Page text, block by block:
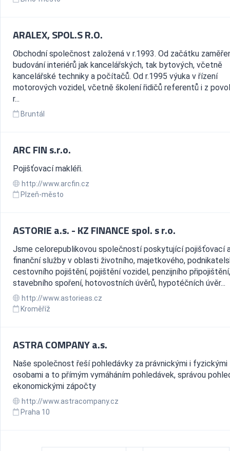
ARALEX, SPOL.S R.O.
Obchodní společnost založená v r.1993. Od začátku
budování interiérů jak kancelářských, tak bytových, včetně
kancelářské techniky a počítačů. Od r.1995 výuka v řízení
motorových vozidel, včetně školení řidičů referentů i z
r...
Bruntál
ARC FIN s.r.o.
Pojišťovací makléři.
http://www.arcfin.cz
Plzeň-město
ASTORIE a.s. - KZ FINANCE spol. s r.o.
Jsme celorepublikovou společností poskytující pojišťovací
finanční služby v oblasti životního, majetkového,
cestovního pojištění, pojištění vozidel, penzijního připojištění,
stavebního spoření, hotovostních úvěrů, hypotéčních úvěr...
http://www.astorieas.cz
Kroměříž
ASTRA COMPANY a.s.
Naše společnost řeší pohledávky za právnickými i fyzickými
osobami a to přímým vymáháním pohledávek, správou
ekonomickými zápočty
http://www.astracompany.cz
Praha 10